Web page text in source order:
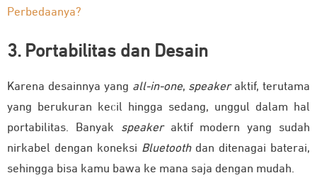
Perbedaanya?
3. Portabilitas dan Desain
Karena desainnya yang all-in-one, speakeraktif, terutama
yang berukuran kecil hingga sedang, unggul dalam hal
portabilitas. Banyak speakeraktif modern yang sudah
nirkabel dengan koneksi Bluetoothdan ditenagai baterai,
sehingga bisa kamu bawa ke mana saja dengan mudah.